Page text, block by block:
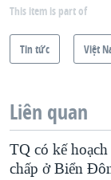
This item is part of
Tin tức Việt
Liên quan
TQ có kế
chấp ở Biển